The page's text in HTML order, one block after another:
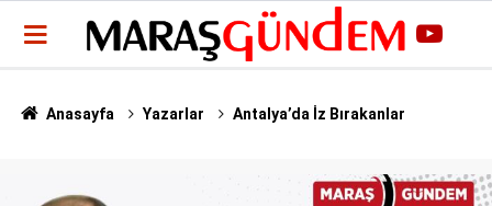
Anasayfa Yazarlar Antalya’da İz Bırakanlar